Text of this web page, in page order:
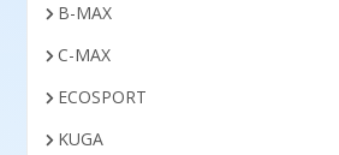
B-MAX
C-MAX
ECOSPORT
KUGA